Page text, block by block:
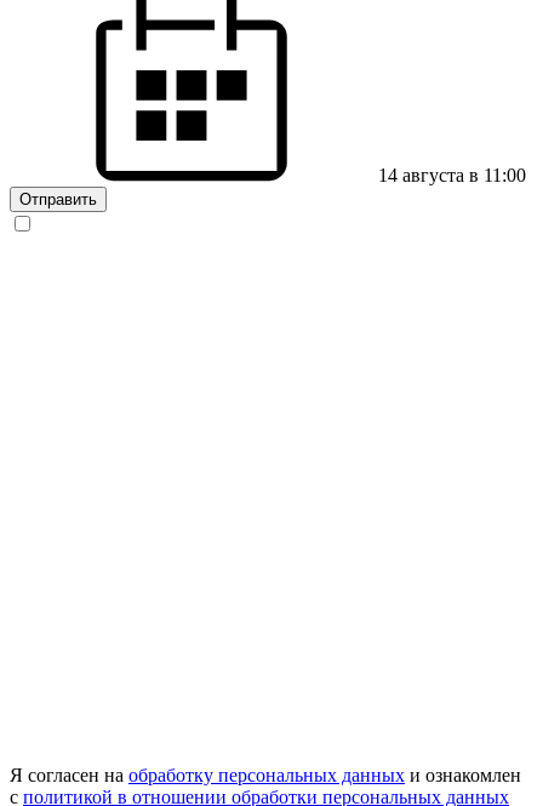
14 августа в 11:00
Отправить
Я согласен на обработку персональных данных и ознакомлен
с политикой в отношении обработки персональных данных